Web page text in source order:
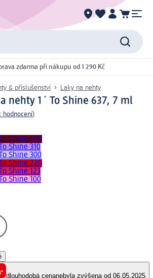
zdarma při nákupu od 1 290 Kč
& příslušenství Laky na nehty
nehty 1´ To Shine 637, 7 ml
hodnocení)
Shine 240
Shine 310
Shine 300
Shine 220
Shine 123
Shine 100
dlouhodobá cenanebyla zvýšena od 06.05.2025